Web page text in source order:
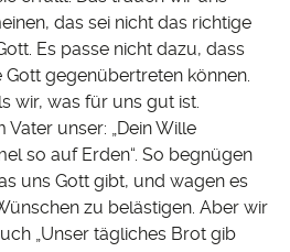
das sei nicht das richtige
Es passe nicht dazu, dass
gegenübertreten können.
wir, was für uns gut ist.
unser: „Dein Wille
so auf Erden“. So begnügen
uns Gott gibt, und wagen es
zu belästigen. Aber wir
„Unser tägliches Brot gib